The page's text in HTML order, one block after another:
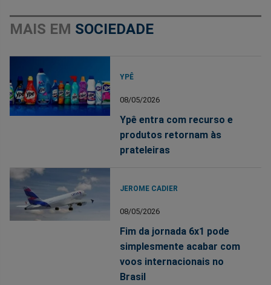
MAIS EM SOCIEDADE
YPÊ
08/05/2026
Ypê entra com recurso e
produtos retornam às
prateleiras
JEROME CADIER
08/05/2026
Fim da jornada 6x1 pode
simplesmente acabar com
voos internacionais no
Brasil